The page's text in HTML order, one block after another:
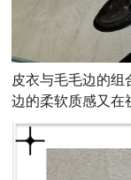
皮衣与毛毛边的组
边的柔软质感又在